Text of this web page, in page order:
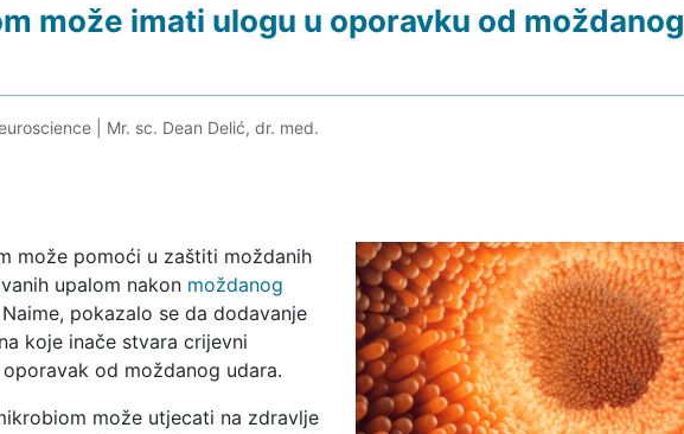
može imati ulogu u oporavku od moždanog
| Mr. sc. Dean Delić, dr. med.
može pomoći u zaštiti moždanih
upalom nakon moždanog
pokazalo se da dodavanje
koje inače stvara crijevni
od moždanog udara.
može utjecati na zdravlje